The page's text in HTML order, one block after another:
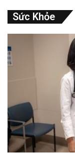
Sức Khỏe